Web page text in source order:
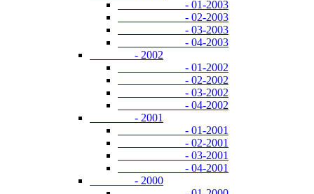
- 01-2003
- 02-2003
- 03-2003
- 04-2003
- 2002
- 01-2002
- 02-2002
- 03-2002
- 04-2002
- 2001
- 01-2001
- 02-2001
- 03-2001
- 04-2001
- 2000